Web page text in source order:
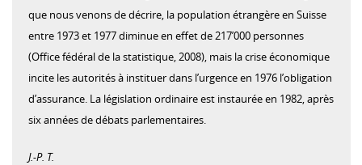
que nous venons de décrire, la population étrangère en Suisse
entre 1973 et 1977 diminue en effet de 217’000 personnes
(Office fédéral de la statistique, 2008), mais la crise économique
incite les autorités à instituer dans l’urgence en 1976 l’obligation
d’assurance. La législation ordinaire est instaurée en 1982, après
six années de débats parlementaires.
J.-P. T.